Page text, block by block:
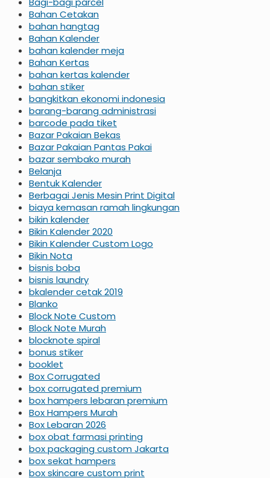
Bahan Cetakan
bahan hangtag
Bahan Kalender
bahan kalender meja
Bahan Kertas
bahan kertas kalender
bahan stiker
bangkitkan ekonomi indonesia
barang-barang administrasi
barcode pada tiket
Bazar Pakaian Bekas
Bazar Pakaian Pantas Pakai
bazar sembako murah
Belanja
Bentuk Kalender
Berbagai Jenis Mesin Print Digital
biaya kemasan ramah lingkungan
bikin kalender
Bikin Kalender 2020
Bikin Kalender Custom Logo
Bikin Nota
bisnis boba
bisnis laundry
bkalender cetak 2019
Blanko
Block Note Custom
Block Note Murah
blocknote spiral
bonus stiker
booklet
Box Corrugated
box corrugated premium
box hampers lebaran premium
Box Hampers Murah
Box Lebaran 2026
box obat farmasi printing
box packaging custom Jakarta
box sekat hampers
box skincare custom print